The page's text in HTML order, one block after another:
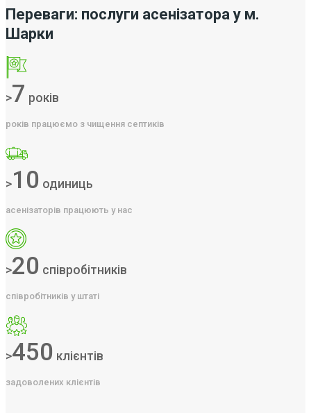
Переваги: послуги асенізатора у м.
Шарки
>7 років
років працюємо з чищення септиків
>10 одиниць
асенізаторів працюють у нас
>20 співробітників
співробітників у штаті
>450 клієнтів
задоволених клієнтів